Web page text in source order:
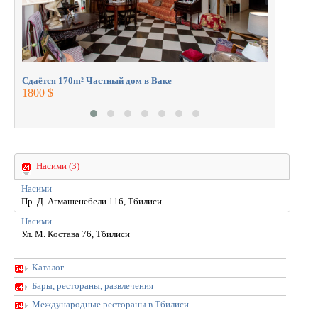
Сдаётся 170m² Частный дом в Ваке
1800 $
Насими (3)
Насими
Пр. Д. Агмашенебели 116, Тбилиси
Насими
Ул. М. Костава 76, Тбилиси
Каталог
Бары, рестораны, развлечения
Международные рестораны в Тбилиси